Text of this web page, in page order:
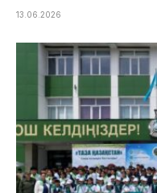
13.06.2026